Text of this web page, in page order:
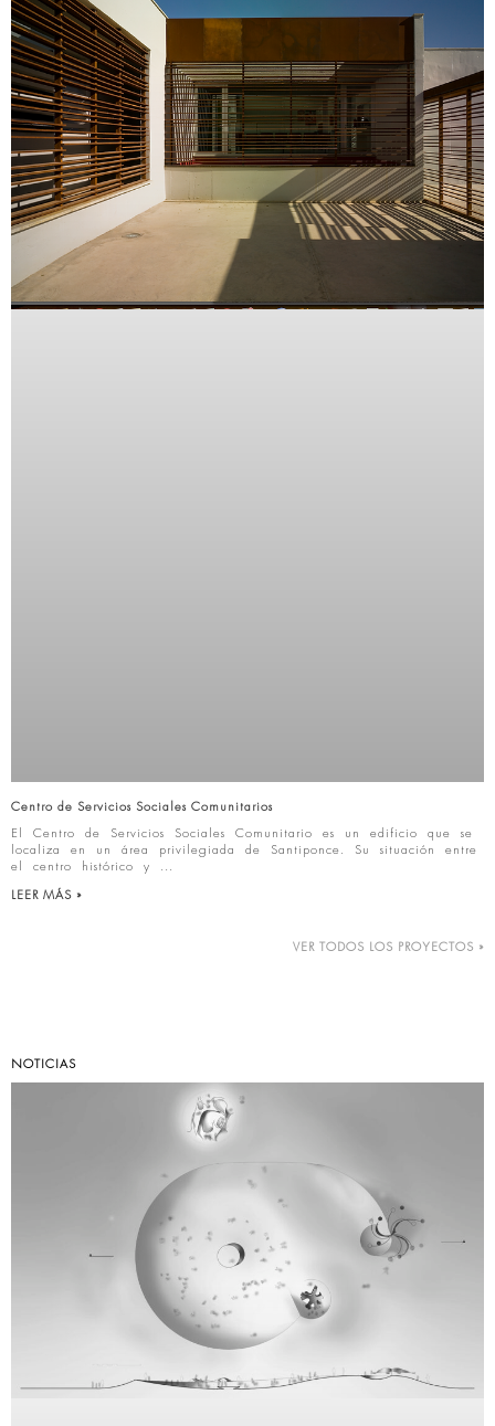
Centro de Servicios Sociales Comunitarios
El Centro de Servicios Sociales Comunitario es un edificio que se
localiza en un área privilegiada de Santiponce. Su situación entre
el centro histórico y
LEER MÁS »
VER TODOS LOS PROYECTOS »
NOTICIAS